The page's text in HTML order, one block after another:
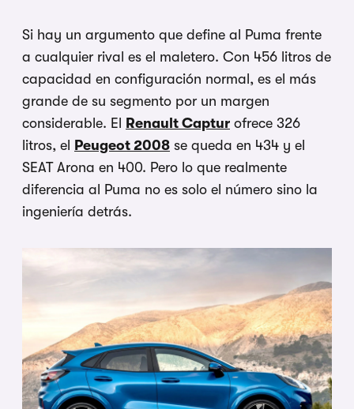
Si hay un argumento que define al Puma frente
a cualquier rival es el maletero. Con 456 litros de
capacidad en configuración normal, es el más
grande de su segmento por un margen
considerable. El
Renault Captur ofrece 326
litros, el
Peugeot 2008 se queda en 434 y el
SEAT Arona en 400. Pero lo que realmente
diferencia al Puma no es solo el número sino la
ingeniería detrás.